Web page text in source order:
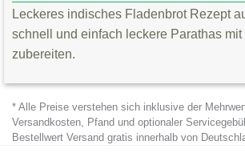
Leckeres indisches Fladenbrot Rezept
schnell und einfach leckere Parathas mit
zubereiten.
* Alle Preise verstehen sich inklusive der
Versandkosten, Pfand und optionaler
Bestellwert Versand gratis innerhalb von